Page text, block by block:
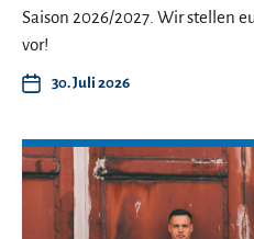
Saison 2026/2027. Wir stellen
vor!
30. Juli 2026